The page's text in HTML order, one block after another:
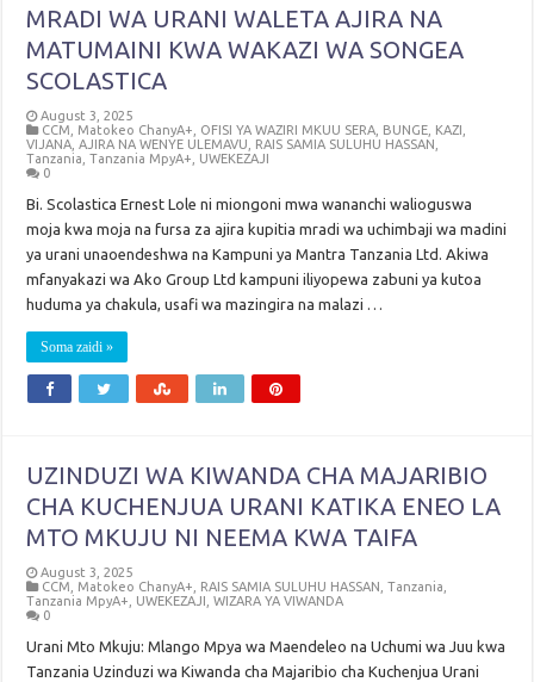
MRADI WA URANI WALETA AJIRA NA
MATUMAINI KWA WAKAZI WA SONGEA
SCOLASTICA
August 3, 2025
CCM
Matokeo ChanyA+
OFISI YA WAZIRI MKUU SERA, BUNGE, KAZI,
VIJANA, AJIRA NA WENYE ULEMAVU
RAIS SAMIA SULUHU HASSAN
Tanzania ,Tanzania MpyA+
UWEKEZAJI
0
Bi. Scolastica Ernest Lole ni miongoni mwa wananchi walioguswa
moja kwa moja na fursa za ajira kupitia mradi wa uchimbaji wa madini
ya urani unaoendeshwa na Kampuni ya Mantra Tanzania Ltd. Akiwa
mfanyakazi wa Ako Group Ltd kampuni iliyopewa zabuni ya kutoa
huduma ya chakula, usafi wa mazingira na malazi …
Soma zaidi »
UZINDUZI WA KIWANDA CHA MAJARIBIO
CHA KUCHENJUA URANI KATIKA ENEO LA
MTO MKUJU NI NEEMA KWA TAIFA
August 3, 2025
CCM
Matokeo ChanyA+ RAIS SAMIA SULUHU HASSAN ,Tanzania
Tanzania MpyA+
UWEKEZAJI ,WIZARA YA VIWANDA
0
Urani Mto Mkuju: Mlango Mpya wa Maendeleo na Uchumi wa Juu kwa
Tanzania Uzinduzi wa Kiwanda cha Majaribio cha Kuchenjua Urani